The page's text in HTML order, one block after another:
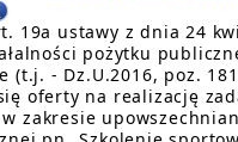
19a ustawy z dnia 24
pożytku
(t.j. - Dz.U.2016, poz.
oferty na realizację
zakresie